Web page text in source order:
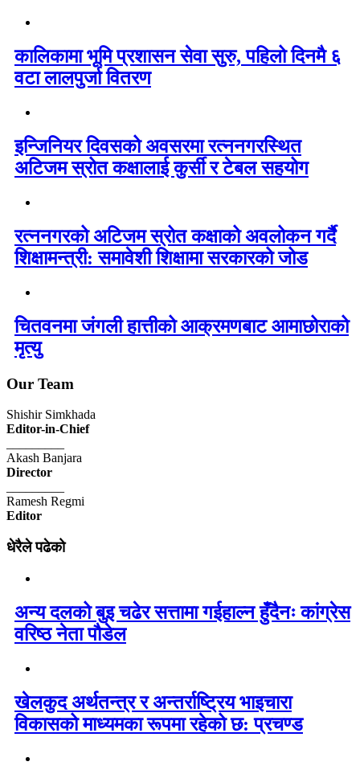
कालिकामा भूमि प्रशासन सेवा सुरु, पहिलो दिनमै ६
वटा लालपुर्जा वितरण
इन्जिनियर दिवसको अवसरमा रत्ननगरस्थित
अटिजम स्रोत कक्षालाई कुर्सी र टेबल सहयोग
रत्ननगरको अटिजम स्रोत कक्षाको अवलोकन गर्दै
शिक्षामन्त्री: समावेशी शिक्षामा सरकारको जोड
चितवनमा जंगली हात्तीको आक्रमणबाट आमाछोराको
मृत्यु
Our Team
Shishir Simkhada
Editor-in-Chief
Akash Banjara
Director
Ramesh Regmi
Editor
धेरैले पढेको
अन्य दलको बुइ चढेर सत्तामा गईहाल्न हुँदैनः कांग्रेस
वरिष्ठ नेता पौडेल
खेलकुद अर्थतन्त्र र अन्तर्राष्ट्रिय भाइचारा
विकासको माध्यमका रूपमा रहेको छ: प्रचण्ड